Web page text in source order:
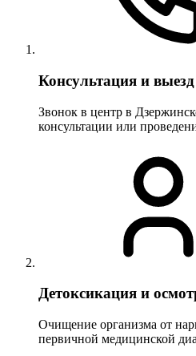
Консультация и выезд
Звонок в центр в
консультации или
Детоксикация и
Очищение организма от
первичной медицинской